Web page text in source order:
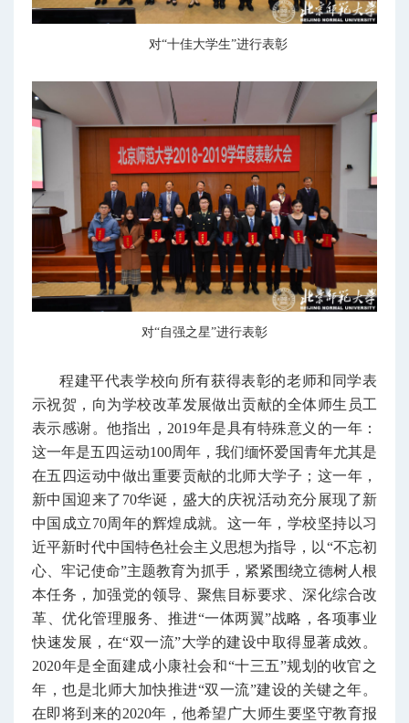
对“十佳大学生”进行表彰
对“自强之星”进行表彰
程建平代表学校向所有获得表彰的老师和同学表
示祝贺，向为学校改革发展做出贡献的全体师生员工
表示感谢。他指出，2019年是具有特殊意义的一年：
这一年是五四运动100周年，我们缅怀爱国青年尤其是
在五四运动中做出重要贡献的北师大学子；这一年，
新中国迎来了70华诞，盛大的庆祝活动充分展现了新
中国成立70周年的辉煌成就。这一年，学校坚持以习
近平新时代中国特色社会主义思想为指导，以“不忘初
心、牢记使命”主题教育为抓手，紧紧围绕立德树人根
本任务，加强党的领导、聚焦目标要求、深化综合改
革、优化管理服务、推进“一体两翼”战略，各项事业
快速发展，在“双一流”大学的建设中取得显著成效。
2020年是全面建成小康社会和“十三五”规划的收官之
年，也是北师大加快推进“双一流”建设的关键之年。
在即将到来的2020年，他希望广大师生要坚守教育报